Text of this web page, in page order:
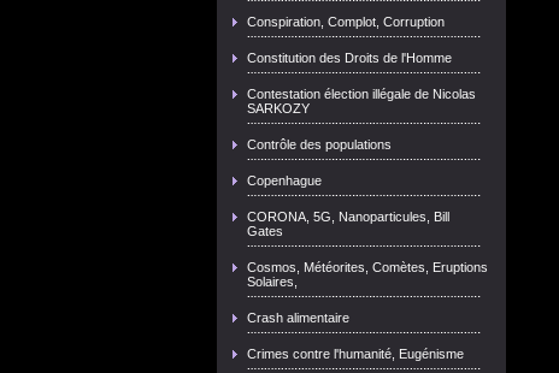
Conspiration, Complot, Corruption
Constitution des Droits de l'Homme
Contestation élection illégale de Nicolas
SARKOZY
Contrôle des populations
Copenhague
CORONA, 5G, Nanoparticules, Bill
Gates
Cosmos, Météorites, Comètes, Eruptions
Solaires,
Crash alimentaire
Crimes contre l'humanité, Eugénisme